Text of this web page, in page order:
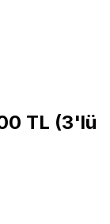
TL (3'lü